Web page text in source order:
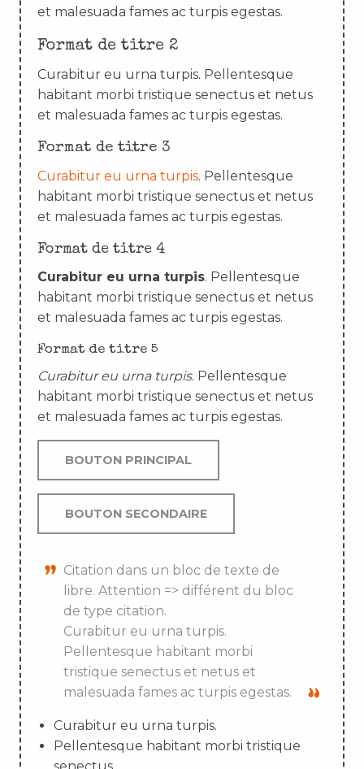
et malesuada fames ac turpis egestas.
Format de titre 2
Curabitur eu urna turpis. Pellentesque
habitant morbi tristique senectus et netus
et malesuada fames ac turpis egestas.
Format de titre 3
Curabitur eu urna turpis. Pellentesque
habitant morbi tristique senectus et netus
et malesuada fames ac turpis egestas.
Format de titre 4
Curabitur eu urna turpis. Pellentesque
habitant morbi tristique senectus et netus
et malesuada fames ac turpis egestas.
Format de titre 5
Curabitur eu urna turpis. Pellentesque
habitant morbi tristique senectus et netus
et malesuada fames ac turpis egestas.
BOUTON PRINCIPAL
BOUTON SECONDAIRE
Citation dans un bloc de texte de
libre. Attention => différent du bloc
de type citation.
Curabitur eu urna turpis.
Pellentesque habitant morbi
tristique senectus et netus et
malesuada fames ac turpis egestas.
Curabitur eu urna turpis.
Pellentesque habitant morbi tristique